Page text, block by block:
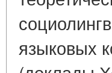
языковых